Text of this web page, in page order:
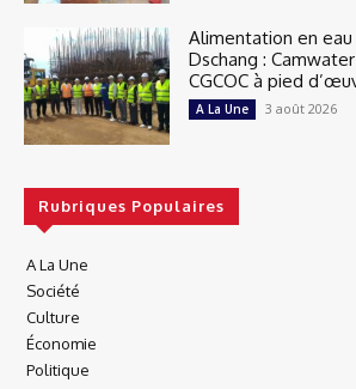
Alimentation en
Dschang :
CGCOC à pied
A La Une 3 août 2026
Rubriques Populaires
A La Une
Société
Culture
Économie
Politique